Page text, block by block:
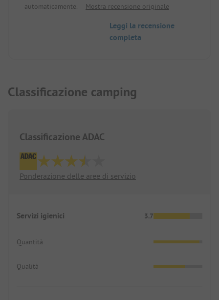
automaticamente.
Mostra recensione originale
Leggi la recensione
completa
Classificazione camping
Classificazione ADAC
Ponderazione delle aree di servizio
Servizi igienici 3.7
Quantità
Qualità